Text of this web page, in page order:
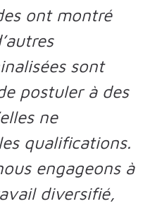
ont montré
sont
postuler à des
ne
qualifications.
engageons à
diversifié,